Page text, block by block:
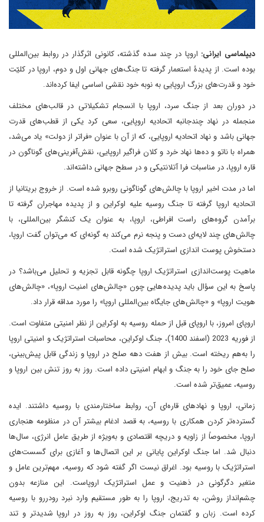
دیپلماسی ایرانی: اروپا در چند سده گذشته، کانونی اثرگذار در روابط بین‌المللی
بوده است. از پدیدۀ استعمار گرفته تا جنگ‌های جهانی اول و دوم، اروپا در کلیّت
خود و قدرت‌های بزرگ اروپایی به نوبه خود نقشی اساسی ایفا کرده‌اند.
در دوران بعد از جنگ سرد، اروپا با انسجام تشکیلاتی در قالب‌های مختلف
منجمله در نهاد چندجانبه اتحادیه اروپایی، سعی کرد یکی از قطب‌های قدرت
جهانی باشد و نهاد اتحادیه اروپایی، که از آن با عنوان «فراتر از دولت» یاد می‌شد،
همراه با ناتو و ده‌ها نهاد خرد و کلان فراگیر اروپایی، نقش‌آفرینی‌های گوناگون در
قاره اروپا، در مناسبات فرا آتلانتیکی و در سطح جهانی داشته‌اند.
اما در مدت اخیر اروپا با چالش‌های گوناگونی روبرو شده است. از خروج بریتانیا از
اتحادیه اروپا گرفته تا جنگ روسیه علیه اوکراین و از پدیده مهاجران گرفته تا
برآمدن گروه‌های راست افراطی، اروپا، به عنوان یک کنشگر بین‌المللی، با
چالش‌های چند لایه‌ای دست و پنجه نرم می‌کند به گونه‌ای که می‌توان گفت اروپا،
دستخوش پوست‌ اندازی استراتژیک شده است.
ماهیت پوست‌اندازی استراتژیک اروپا چگونه قابل تجزیه و تحلیل می‌باشد؟ در
پاسخ به این سؤال باید پدیده‌هایی چون «چالش‌های امنیت اروپا»، «چالش‌های
هویت اروپا» و «چالش‌های جایگاه بین‌المللی اروپا» را مورد مداقه قرار داد.
اروپای امروز، با اروپای قبل از حمله روسیه به اوکراین از نظر امنیتی متفاوت است.
از فوریه 2023 (اسفند 1400)، جنگ اوکراین، محاسبات استراتژیک و امنیتی اروپا
را به‌هم ریخته است. بیش از هفت دهه صلح در اروپا و زندگی قابل پیش‌بینی،
صلح جای خود را به جنگ و ابهام امنیتی داده است. روز به روز تنش بین اروپا و
روسیه، عمیق‌تر شده است.
زمانی، اروپا و نهادهای قاره‌ای آن، روابط ساختارمندی با روسیه داشتند. ایده
گسترده‌تر کردن همکاری با روسیه، به قصد ادغام بیشتر آن در منظومه هنجاری
اروپا، مخصوصاً از زاویه و دریچه اقتصادی و به‌ویژه از طریق عامل انرژی، سال‌ها
دنبال شد. اما جنگ اوکراین پایانی بر این اتصال‌ها و آغازی برای گسست‌های
استراتژیک با روسیه بود. اغراق نیست اگر گفته شود که روسیه، مهم‌ترین عامل و
متغیر دگرگونی در ذهنیت و عمل استراتژیک اروپاست. این منازعه بدون
چشم‌انداز روشن، به تدریج، اروپا را به طور مستقیم وارد نبرد رودررو با روسیه
کرده است. زبان و گفتمان جنگ اوکراین، روز به روز در اروپا شدیدتر و تند